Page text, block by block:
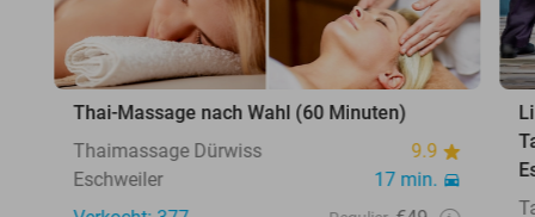
Thai-Massage nach Wahl (60 Minuten)
Thaimassage Dürwiss
9.9
Eschweiler
17 min.